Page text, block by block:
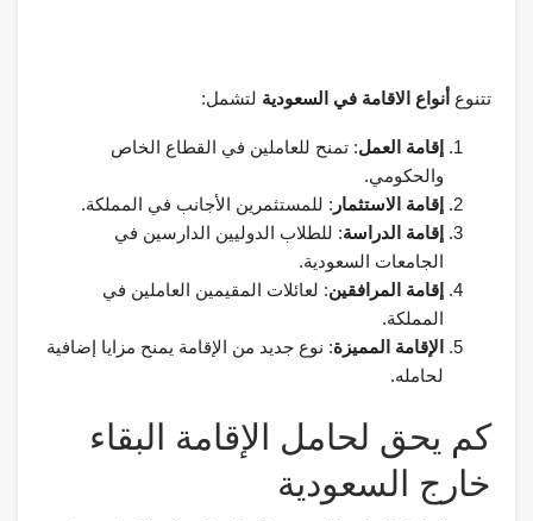
تتنوع أنواع الاقامة في السعودية لتشمل:
إقامة العمل: تمنح للعاملين في القطاع الخاص
والحكومي.
إقامة الاستثمار : للمستثمرين الأجانب في المملكة.
إقامة الدراسة: للطلاب الدوليين الدارسين في
الجامعات السعودية.
إقامة المرافقين: لعائلات المقيمين العاملين في
المملكة.
الإقامة المميزة: نوع جديد من الإقامة يمنح مزايا إضافية
لحامله.
كم يحق لحامل الإقامة البقاء
خارج السعودية